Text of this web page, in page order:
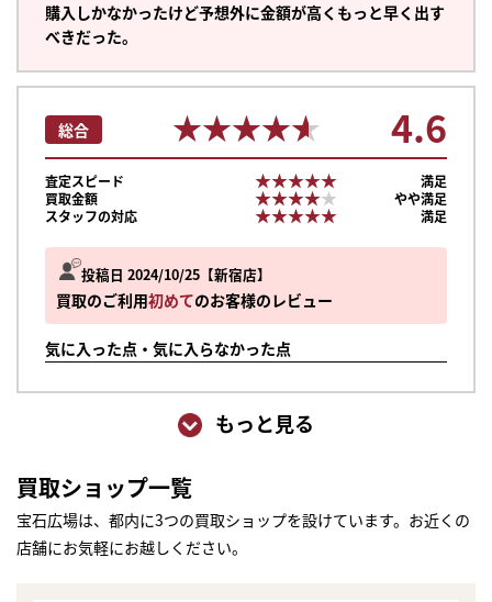
購入しかなかったけど予想外に金額が高くもっと早く出す
べきだった。
投稿日 2024/10/25 新宿店
買取のご利用初めてのお客様のレビュー
気に入った点・気に入らなかった点
総合 ★★★★★
★★★★★ 4.6
査定スピード ★★★★★
★★★★★
満足
買取金額
★★★★★
★★★★★
やや満足
スタッフの対応
★★★★★
★★★★★ 満足
もっと見る
買取ショップ一覧
宝石広場は、都内に3つの買取ショップを設けています。お近くの
店舗にお気軽にお越しください。